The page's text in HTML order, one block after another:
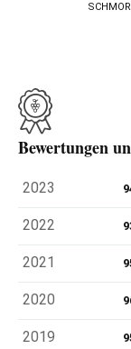
Bewertungen
2023
2022
2021
2020
2019